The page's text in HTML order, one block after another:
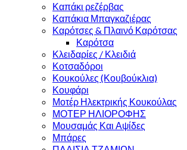
Καπάκι ρεζέρβας
Καπάκια Μπαγκαζιέρας
Καρότσες & Πλαινό Καρότσας
Καρότσα
Κλειδαρίες / Κλειδιά
Κοτσαδόροι
Κουκούλες (Κουβούκλια)
Κουφάρι
Μοτέρ Ηλεκτρικής Κουκούλας
ΜΟΤΕΡ ΗΛΙΟΡΟΦΗΣ
Μουσαμάς Και Αψίδες
Μπάρες